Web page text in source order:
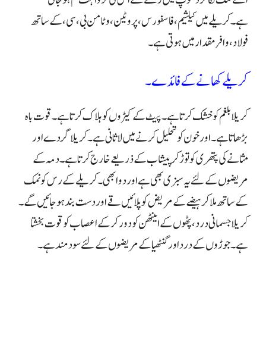
ہے۔کریلے میں کیلشیم، فاسفورس، پروٹین، وٹامن بی، سی، کے ساتھ
فولاد، وافر مقدار میں ہوتی ہے۔
کریلے کھانے کے فائدے۔
کریلا بلغم کو خشک کرتا ہے۔ پیٹ کے کیڑوں کو ہلاک کرتا ہے۔ قوت باہ
بڑھاتا ہے۔ اور خون کو تحلیل کرنے میں لاثانی ہے۔کریلا گردے اور
مثانے کی پتھری کو توڑ کر پیشاب کے ذریعے خارج کرتا ہے۔ دمہ کے
مریضوں کے لئے یہ سبزی بھی ہے اور دوا بھی۔کریلے کے رس کو نمک
کے ساتھ ملا کر ہیضے کے مریض کو پلائیں قے اور دست بند ہو جائیں گے۔
کریلا جسمانی درد، پٹھوں کے اینٹھن کو دور کرکے اعصاب کو قوت بخشتا
ہے۔ جوڑوں کے درد اور گنٹھیا کے مریضوں کے لئے سود مند ہے۔